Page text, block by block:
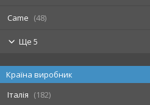
Came 48
Ще 5
Країна виробник
Італія
182